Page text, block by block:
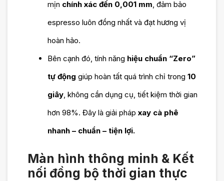
bảo dưỡng gia
Hỗ trợ trả góp
MPOS, ACS
mịn chính xác đến 0,001 mm, đảm bảo
espresso luôn đồng nhất và đạt hương vị
hoàn hảo.
Bên cạnh đó, tính năng hiệu chuẩn “Zero”
tự động giúp hoàn tất quá trình chỉ trong 10
giây, không cần dụng cụ, tiết kiệm thời gian
hơn 98%. Đây là giải pháp xay cà phê
nhanh – chuẩn – tiện lợi.
Màn hình thông minh & Kết
nối đồng bộ thời gian thực